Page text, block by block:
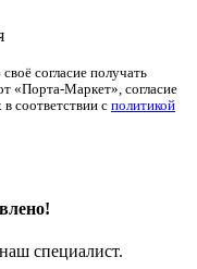
согласие получать
«Порта-Маркет», согласие
соответствии с политикой
специалист.